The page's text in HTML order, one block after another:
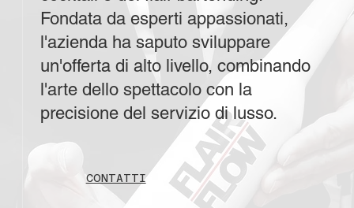
CONTATTI
Fondata da esperti appassionati,
l'azienda ha saputo sviluppare
un'offerta di alto livello, combinando
l'arte dello spettacolo con la
precisione del servizio di lusso.